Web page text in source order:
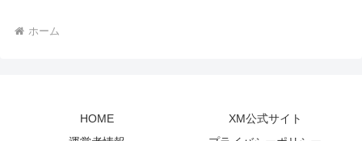
ホーム
HOME
XM公式サイト